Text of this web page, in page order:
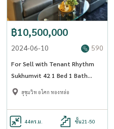
฿10,500,000
2024-06-10 590
For Sell with Tenant Rhythm
Sukhumvit 42 1 Bed 1 Bath
44.93 sqm - OJ_070_RT42
สุขุมวิท อโศก ทองหล่อ
44ตร.ม. ชั้น21-50